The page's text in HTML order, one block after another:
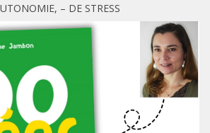
– DE STRESS